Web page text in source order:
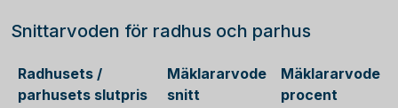
Snittarvoden för radhus och parhus
Radhusets /
parhusets slutpris
Mäklararvode
snitt
Mäklararvode
procent